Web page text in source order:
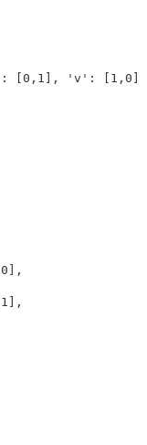
: [0 , 1 ], ' v ' : [ 1 , 0 ],
0 ],
1 ],